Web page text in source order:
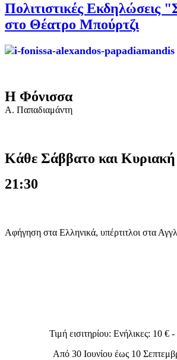
Πολιτιστικές Εκδηλώσεις
στο Θέατρο Μπούρτζι
Η Φόνισσα
Α. Παπαδιαμάντη
Κάθε Σάββατο και Κυριακή
21:30
Αφήγηση στα Ελληνικά, υπέρτιτλοι στα
Τιμή εισιτηρίου: Ενήλικες: 10 €
Από 30 Ιουνίου έως 10